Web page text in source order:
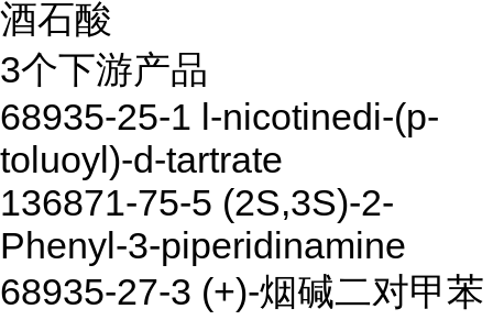
酒石酸
3个下游产品
68935-25-1 l-nicotinedi-(p-
toluoyl)-d-tartrate
136871-75-5 (2S,3S)-2-
Phenyl-3-piperidinamine
68935-27-3 (+)-烟碱二对甲苯